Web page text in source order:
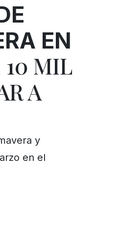
EN
MIL
A
y
en el